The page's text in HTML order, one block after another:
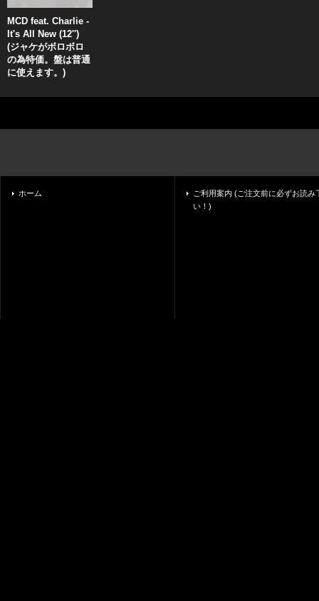
MCD feat. Charlie -
It's All New (12'')
(ジャケがボロボロ
の為特価。盤は普通
に使えます。)
ホーム
ご利用案内 (ご注文前に必ずお読み
い！)